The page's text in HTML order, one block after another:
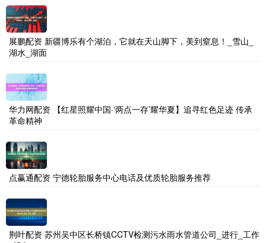
展鹏配资 新疆博乐有个湖泊，它就在天山脚下，美到窒息！_雪山_
湖水_湖面
华力网配资 【红星照耀中国·‘两点一存’耀华夏】追寻红色足迹 传承
革命精神
点赢通配资 宁德轮胎服务中心电话及优质轮胎服务推荐
荆叶配资 苏州吴中区长桥镇CCTV检测污水雨水管道公司_进行_工作